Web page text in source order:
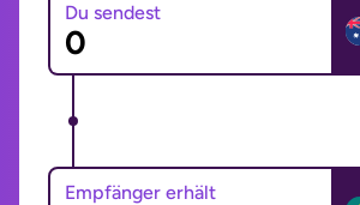
Du sendest
Empfänger erhält